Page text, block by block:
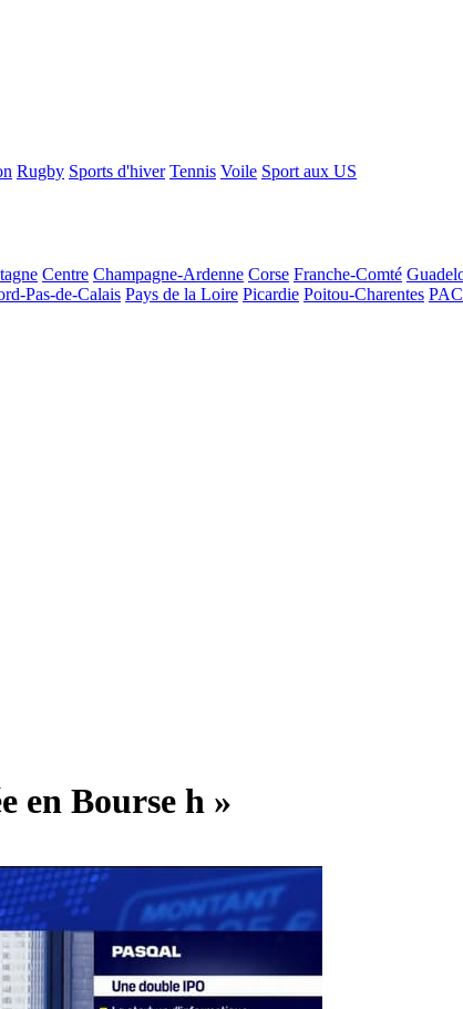
Rugby Sports d'hiver Tennis Voile Sport aux US
Centre Champagne-Ardenne Corse Franche-Comté
Pas-de-Calais Pays de la Loire Picardie Poitou-Charentes
en Bourse h »